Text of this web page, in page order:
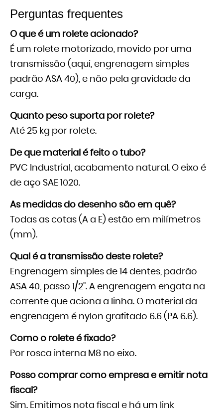
Perguntas frequentes
O que é um rolete acionado?
É um rolete motorizado, movido por uma
transmissão (aqui, engrenagem simples
padrão ASA 40), e não pela gravidade da
carga.
Quanto peso suporta por rolete?
Até 25 kg por rolete.
De que material é feito o tubo?
PVC Industrial, acabamento natural. O eixo é
de aço SAE 1020.
As medidas do desenho são em quê?
Todas as cotas (A a E) estão em milímetros
(mm).
Qual é a transmissão deste rolete?
Engrenagem simples de 14 dentes, padrão
ASA 40, passo 1/2". A engrenagem engata na
corrente que aciona a linha. O material da
engrenagem é nylon grafitado 6.6 (PA 6.6).
Como o rolete é fixado?
Por rosca interna M8 no eixo.
Posso comprar como empresa e emitir nota
fiscal?
Sim. Emitimos nota fiscal e há um link